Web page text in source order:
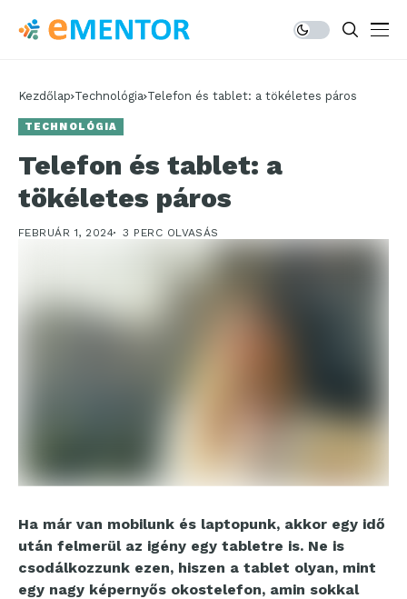
Kezdőlap Technológia Telefon és tablet: a tökéletes páros
TECHNOLÓGIA
Telefon és tablet: a
tökéletes páros
FEBRUÁR 1, 2024 3 PERC OLVASÁS
Ha már van mobilunk és laptopunk, akkor egy idő
után felmerül az igény egy tabletre is. Ne is
csodálkozzunk ezen, hiszen a tablet olyan, mint
egy nagy képernyős okostelefon, amin sokkal